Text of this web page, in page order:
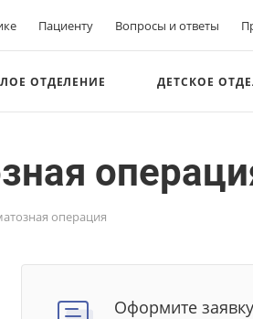
Пациенту Вопросы и ответы
ОТДЕЛЕНИЕ ДЕТСКОЕ
операция
Оформите